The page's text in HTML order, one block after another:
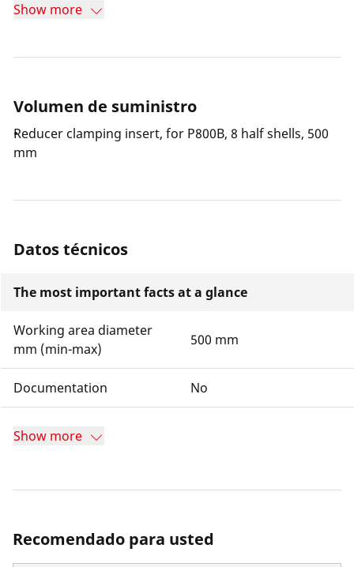
Show more
Volumen de suministro
Reducer clamping insert, for P800B, 8 half shells, 500
mm
Datos técnicos
The most important facts at a glance
Working area diameter
mm (min-max)
500 mm
Documentation No
Show more
Recomendado para usted